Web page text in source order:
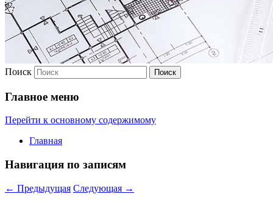
Поиск
Главное меню
Перейти к основному содержимому
Главная
Навигация по записям
← Предыдущая Следующая →